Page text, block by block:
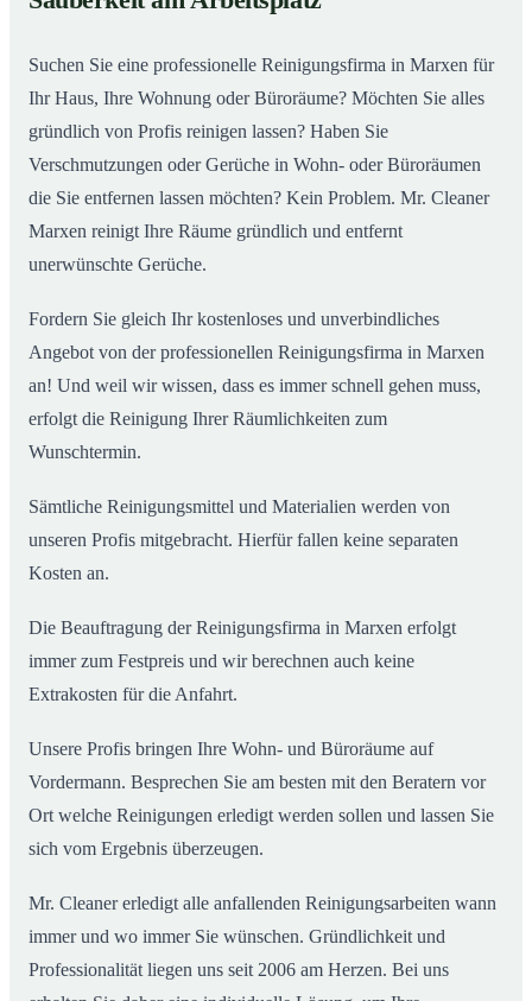
Suchen Sie eine professionelle Reinigungsfirma in Marxen für
Ihr Haus, Ihre Wohnung oder Büroräume? Möchten Sie alles
gründlich von Profis reinigen lassen? Haben Sie
Verschmutzungen oder Gerüche in Wohn- oder Büroräumen
die Sie entfernen lassen möchten? Kein Problem. Mr. Cleaner
Marxen reinigt Ihre Räume gründlich und entfernt
unerwünschte Gerüche.
Fordern Sie gleich Ihr kostenloses und unverbindliches
Angebot von der professionellen Reinigungsfirma in Marxen
an! Und weil wir wissen, dass es immer schnell gehen muss,
erfolgt die Reinigung Ihrer Räumlichkeiten zum
Wunschtermin.
Sämtliche Reinigungsmittel und Materialien werden von
unseren Profis mitgebracht. Hierfür fallen keine separaten
Kosten an.
Die Beauftragung der Reinigungsfirma in Marxen erfolgt
immer zum Festpreis und wir berechnen auch keine
Extrakosten für die Anfahrt.
Unsere Profis bringen Ihre Wohn- und Büroräume auf
Vordermann. Besprechen Sie am besten mit den Beratern vor
Ort welche Reinigungen erledigt werden sollen und lassen Sie
sich vom Ergebnis überzeugen.
Mr. Cleaner erledigt alle anfallenden Reinigungsarbeiten wann
immer und wo immer Sie wünschen. Gründlichkeit und
Professionalität liegen uns seit 2006 am Herzen. Bei uns